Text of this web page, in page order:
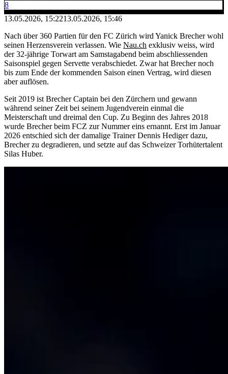
8
13.05.2026, 15:2213.05.2026, 15:46
Nach über 360 Partien für den FC Zürich wird Yanick Brecher wohl
seinen Herzensverein verlassen. Wie Nau.ch exklusiv weiss, wird
der 32-jährige Torwart am Samstagabend beim abschliessenden
Saisonspiel gegen Servette verabschiedet. Zwar hat Brecher noch
bis zum Ende der kommenden Saison einen Vertrag, wird diesen
aber auflösen.
Seit 2019 ist Brecher Captain bei den Zürchern und gewann
während seiner Zeit bei seinem Jugendverein einmal die
Meisterschaft und dreimal den Cup. Zu Beginn des Jahres 2018
wurde Brecher beim FCZ zur Nummer eins ernannt. Erst im Januar
2026 entschied sich der damalige Trainer Dennis Hediger dazu,
Brecher zu degradieren, und setzte auf das Schweizer Torhütertalent
Silas Huber.